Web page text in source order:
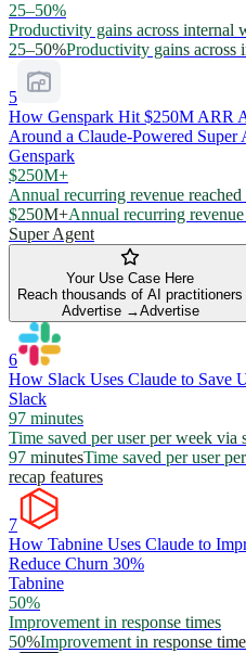
25–50%
Productivity gains across internal
25–50%Productivity gains across
5
How Genspark Hit $250M ARR
Around a Claude-Powered Super
Genspark
$250M+
Annual recurring revenue
$250M+Annual recurring
Super Agent
Your Use Case Here
Reach thousands of AI practitioners
Advertise →Advertise
6
How Slack Uses Claude to Save
Slack
97 minutes
Time saved per user per week via
97 minutesTime saved per user
recap features
7
How Tabnine Uses Claude to
Reduce Churn 30%
Tabnine
50%
Improvement in response times
50%Improvement in response